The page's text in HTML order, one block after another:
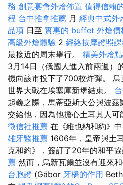
務 創意宴會外燴佈置 值得信賴
程 台中推拿推薦 月 經典中式外
品項 日至 實惠的 buffet 外燴價
高級外燴體驗 2 經絡按摩證照
最接近的周末舉行。 精美外燴
3月14日（俄國人進入前兩週）
機向該市投下了700枚炸彈。
世界大戰在埃塞庫新堡結束。
起義之際，馬蒂亞斯大公與波
交給他，因為他擔心土耳其人可
徵信社推薦 在《維也納和約》
雄牙醫推薦 1606年，皇帝與土
克和約》，簽訂了20年的和平協
薦 然而，烏新瓦爾並沒有迎來
台胞證 (Gábor 牙橋的作用